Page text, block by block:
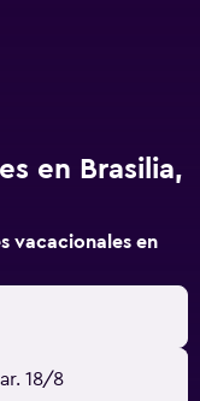
en Brasilia,
vacacionales en
18/8